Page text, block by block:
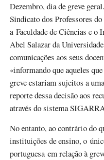
Dezembro, dia de greve
Sindicato dos Professores
a Faculdade de Ciências e
Abel Salazar da
comunicações aos seus
«informando que aqueles
greve estariam sujeitos a
reporte dessa decisão aos
através do sistema
No entanto, ao contrário do
instituições de ensino, o
portuguesa em relação à